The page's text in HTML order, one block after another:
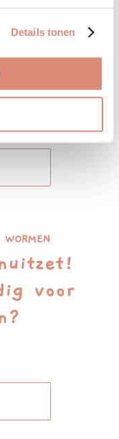
Details tonen
,WORMEN
uitzet!
voor
WORMEN
voor